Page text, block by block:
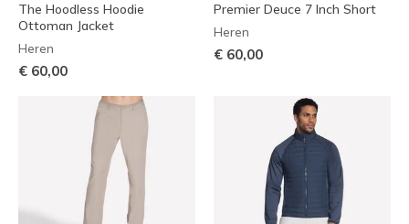
The Hoodless Hoodie
Ottoman Jacket
Heren
€ 60,00
Premier Deuce 7 Inch Short
Heren
€ 60,00